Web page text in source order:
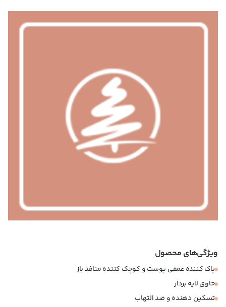
ویژگی‌های محصول
پاک کننده عمقی پوست و کوچک کننده منافذ باز
حاوی لایه بردار
تسکین دهنده و ضد التهاب